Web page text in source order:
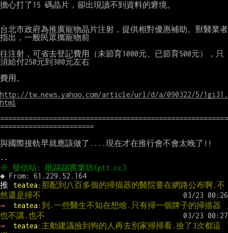
擔心打了15 碼晶片，卻出現讀不到資料的窘境。
台北市政府為推廣寵物晶片注射，提供相對優惠補助。獸醫業者
指出，一般民眾攜寵物前
往注射，可省去登記費用（未節育1000元、已節育500元），只
須給付250元到300元左右
費用。
http://tw.news.yahoo.com/article/url/d/a/090322/5/1gi31.
html
========================================================
=======================
與國際接軌早就應該做了....現在才在推行會不會太晚了!!
推
teatea :那配到八百多個的掃描器的醫院要在網路公布啊.不
然還是掃不
→
teatea :到.一些醫生不知在想啥.只有掃一個牌子的掃描器
也不講.也不
→
teatea :主動建議撿到狗的人再去別家掃掃看.撿了3次都這